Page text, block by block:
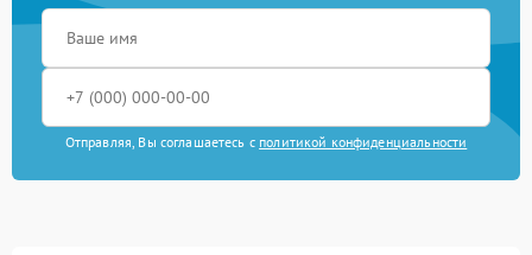
Отправляя, Вы соглашаетесь с политикой конфиденциальности